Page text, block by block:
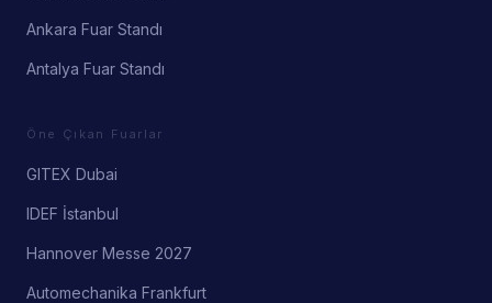
Ankara Fuar Standı
Antalya Fuar Standı
Öne Çıkan Fuarlar
GITEX Dubai
IDEF İstanbul
Hannover Messe 2027
Automechanika Frankfurt